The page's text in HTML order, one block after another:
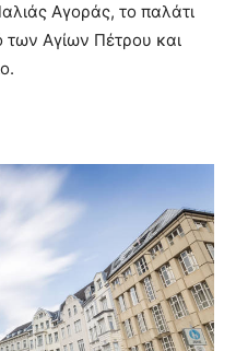
Αγοράς, το παλάτι
των Αγίων Πέτρου και